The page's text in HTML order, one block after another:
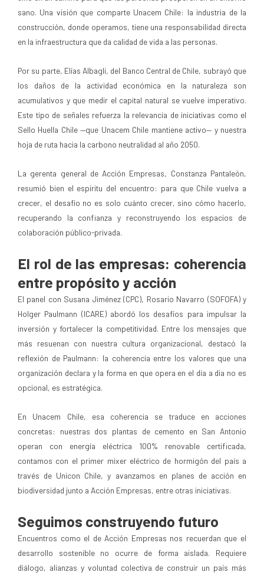
sano. Una visión que comparte Unacem Chile: la industria de la
construcción, donde operamos, tiene una responsabilidad directa
en la infraestructura que da calidad de vida a las personas.
Por su parte, Elías Albagli, del Banco Central de Chile, subrayó que
los daños de la actividad económica en la naturaleza son
acumulativos y que medir el capital natural se vuelve imperativo.
Este tipo de señales refuerza la relevancia de iniciativas como el
Sello Huella Chile —que Unacem Chile mantiene activo— y nuestra
hoja de ruta hacia la carbono neutralidad al año 2050.
La gerenta general de Acción Empresas, Constanza Pantaleón,
resumió bien el espíritu del encuentro: para que Chile vuelva a
crecer, el desafío no es solo cuánto crecer, sino cómo hacerlo,
recuperando la confianza y reconstruyendo los espacios de
colaboración público-privada.
El rol de las empresas: coherencia
entre propósito y acción
El panel con Susana Jiménez (CPC), Rosario Navarro (SOFOFA) y
Holger Paulmann (ICARE) abordó los desafíos para impulsar la
inversión y fortalecer la competitividad. Entre los mensajes que
más resuenan con nuestra cultura organizacional, destacó la
reflexión de Paulmann: la coherencia entre los valores que una
organización declara y la forma en que opera en el día a día no es
opcional, es estratégica.
En Unacem Chile, esa coherencia se traduce en acciones
concretas: nuestras dos plantas de cemento en San Antonio
operan con energía eléctrica 100% renovable certificada,
contamos con el primer mixer eléctrico de hormigón del país a
través de Unicon Chile, y avanzamos en planes de acción en
biodiversidad junto a Acción Empresas, entre otras iniciativas.
Seguimos construyendo futuro
Encuentros como el de Acción Empresas nos recuerdan que el
desarrollo sostenible no ocurre de forma aislada. Requiere
diálogo, alianzas y voluntad colectiva de construir un país más